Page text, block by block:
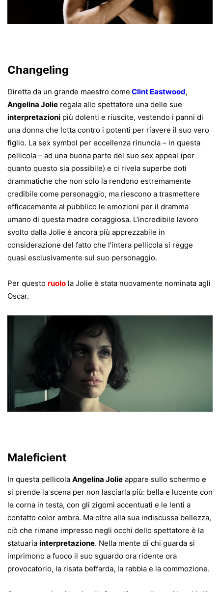
Changeling
Diretta da un grande maestro come Clint Eastwood,
Angelina Jolie regala allo spettatore una delle sue
interpretazioni più dolenti e riuscite, vestendo i panni di
una donna che lotta contro i potenti per riavere il suo vero
figlio. La sex symbol per eccellenza rinuncia – in questa
pellicola – ad una buona parte del suo sex appeal (per
quanto questo sia possibile) e ci rivela superbe doti
drammatiche che non solo la rendono estremamente
credibile come personaggio, ma riescono a trasmettere
efficacemente al pubblico le emozioni per il dramma
umano di questa madre coraggiosa. L’incredibile lavoro
svolto dalla Jolie è ancora più apprezzabile in
considerazione del fatto che l’intera pellicola si regge
quasi esclusivamente sul suo personaggio.
Per questo ruolo la Jolie è stata nuovamente nominata agli
Oscar.
Maleficient
In questa pellicola Angelina Jolie appare sullo schermo e
si prende la scena per non lasciarla più: bella e lucente con
le corna in testa, con gli zigomi accentuati e le lenti a
contatto color ambra. Ma oltre alla sua indiscussa bellezza,
ciò che rimane impresso negli occhi dello spettatore è la
statuaria interpretazione. Nella mente di chi guarda si
imprimono a fuoco il suo sguardo ora ridente ora
provocatorio, la risata beffarda, la rabbia e la commozione.